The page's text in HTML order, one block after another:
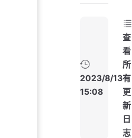
2023/8/13
15:08
查
看
所
有
更
新
日
志